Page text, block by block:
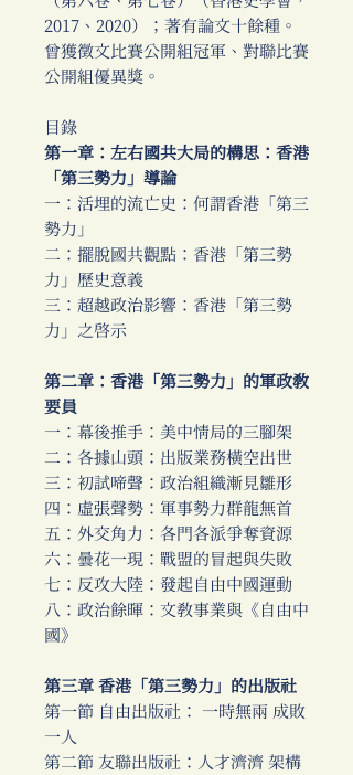
2017、2020）；著有論文十餘種。
曾獲徵文比賽公開組冠軍、對聯比賽
公開組優異獎。
目錄
第一章：左右國共大局的構思：香港
「第三勢力」導論
一：活埋的流亡史：何謂香港「第三
勢力」
二：擺脫國共觀點：香港「第三勢
力」歷史意義
三：超越政治影響：香港「第三勢
力」之啟示
第二章：香港「第三勢力」的軍政教
要員
一：幕後推手：美中情局的三腳架
二：各據山頭：出版業務橫空出世
三：初試啼聲：政治組織漸見雛形
四：虛張聲勢：軍事勢力群龍無首
五：外交角力：各門各派爭奪資源
六：曇花一現：戰盟的冒起與失敗
七：反攻大陸：發起自由中國運動
八：政治餘暉：文教事業與《自由中
國》
第三章 香港「第三勢力」的出版社
第一節 自由出版社： 一時無兩 成敗
一人
第二節 友聯出版社：人才濟濟 架構